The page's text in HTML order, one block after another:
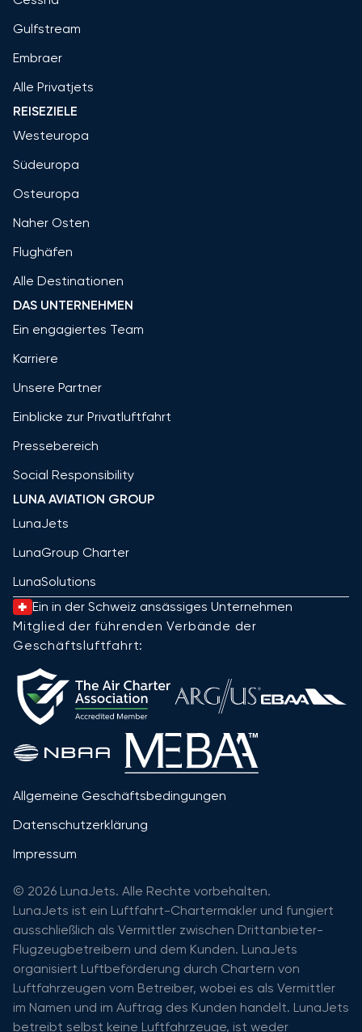
Gulfstream
Embraer
Alle Privatjets
REISEZIELE
Westeuropa
Südeuropa
Osteuropa
Naher Osten
Flughäfen
Alle Destinationen
DAS UNTERNEHMEN
Ein engagiertes Team
Karriere
Unsere Partner
Einblicke zur Privatluftfahrt
Pressebereich
Social Responsibility
LUNA AVIATION GROUP
LunaJets
LunaGroup Charter
LunaSolutions
Ein in der Schweiz ansässiges Unternehmen
Mitglied der führenden Verbände der
Geschäftsluftfahrt:
Allgemeine Geschäftsbedingungen
Datenschutzerklärung
Impressum
© 2026 LunaJets. Alle Rechte vorbehalten.
LunaJets ist ein Luftfahrt-Chartermakler und fungiert
ausschließlich als Vermittler zwischen Drittanbieter-
Flugzeugbetreibern und dem Kunden. LunaJets
organisiert Luftbeförderung durch Chartern von
Luftfahrzeugen vom Betreiber, wobei es als Vermittler
im Namen und im Auftrag des Kunden handelt. LunaJets
betreibt selbst keine Luftfahrzeuge, ist weder